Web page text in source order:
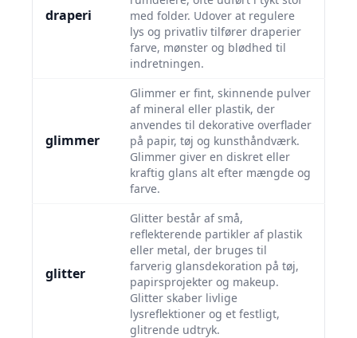
draperi
med folder. Udover at regulere
lys og privatliv tilfører draperier
farve, mønster og blødhed til
indretningen.
glimmer
Glimmer er fint, skinnende pulver
af mineral eller plastik, der
anvendes til dekorative overflader
på papir, tøj og kunsthåndværk.
Glimmer giver en diskret eller
kraftig glans alt efter mængde og
farve.
glitter
Glitter består af små,
reflekterende partikler af plastik
eller metal, der bruges til
farverig glansdekoration på tøj,
papirsprojekter og makeup.
Glitter skaber livlige
lysreflektioner og et festligt,
glitrende udtryk.